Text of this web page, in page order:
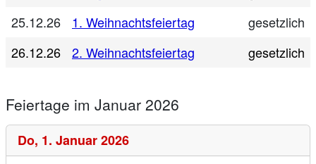
25.12.26
1. Weihnachtsfeiertag
gesetzlich
26.12.26
2. Weihnachtsfeiertag gesetzlich
Feiertage im Januar 2026
Do, 1. Januar 2026